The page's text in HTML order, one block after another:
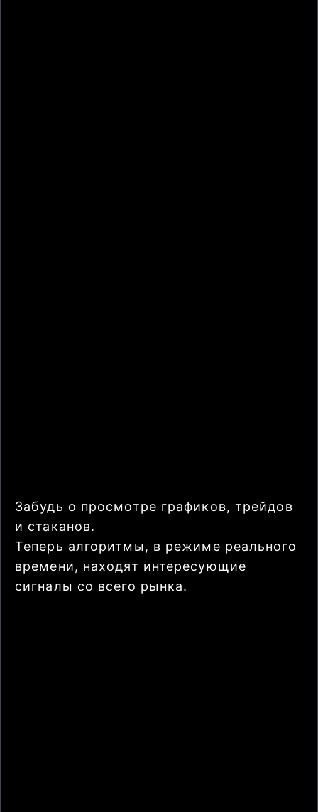
Забудь о просмотре графиков, трейдов
и стаканов.
Теперь алгоритмы, в режиме реального
времени, находят интересующие
сигналы со всего рынка.